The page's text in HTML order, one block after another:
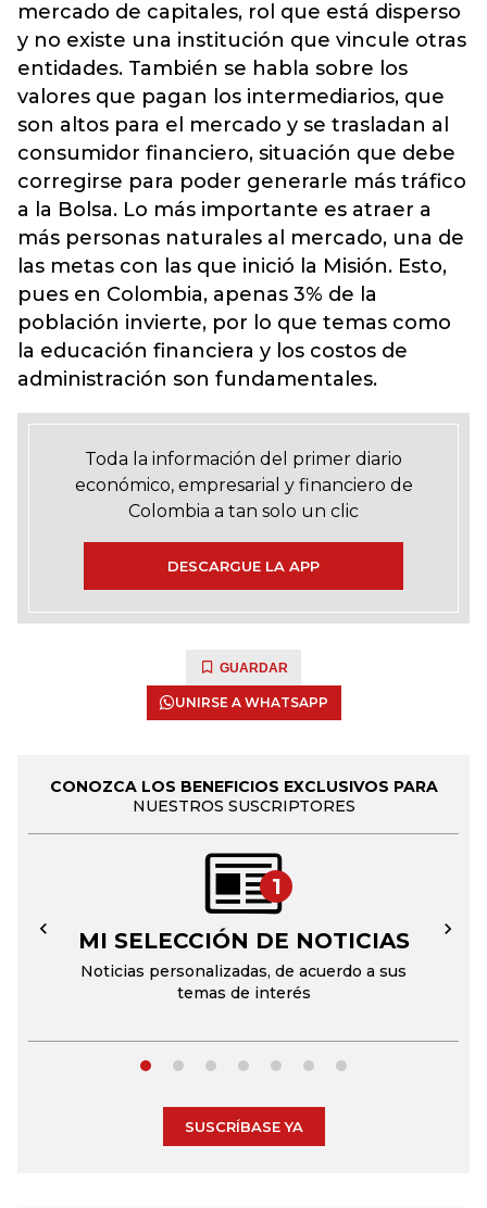
mercado de capitales, rol que está disperso
y no existe una institución que vincule otras
entidades. También se habla sobre los
valores que pagan los intermediarios, que
son altos para el mercado y se trasladan al
consumidor financiero, situación que debe
corregirse para poder generarle más tráfico
a la Bolsa. Lo más importante es atraer a
más personas naturales al mercado, una de
las metas con las que inició la Misión. Esto,
pues en Colombia, apenas 3% de la
población invierte, por lo que temas como
la educación financiera y los costos de
administración son fundamentales.
Toda la información del primer diario
económico, empresarial y financiero de
Colombia a tan solo un clic
DESCARGUE LA APP
GUARDAR
UNIRSE A WHATSAPP
CONOZCA LOS BENEFICIOS EXCLUSIVOS PARA
NUESTROS SUSCRIPTORES
1
MI SELECCIÓN DE NOTICIAS
Noticias personalizadas, de acuerdo a sus
temas de interés
← →
SUSCRÍBASE YA